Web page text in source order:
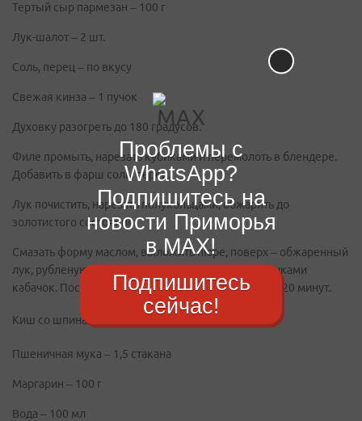
Тертый сыр пармезан – 100 г
Лук-шалот – 2 шт.
Соль, перец – по вкусу
Свежая кинза – 1 пучок
Духовку разогреть до 180 градусов.
Филе промыть, нарезать кубиками и перемолоть в блендере.
Добавить в фарш соль, перец.
Лук почистить, нарезать полукольцами, обжарить до
золотистого состояния.
Смазать форму маслом, выложить пюре, поверх – обжаренный
лук, рубленую кинзу, нарезанный тонкими кружочками
кабачок. Посыпать тертым пармезаном и запекать 20 минут.
Киш со шпинатом и кабачками
Пшеничная мука – 1,5 стакана
Маргарин – 100 г
Вода – 100 мл
Проблемы с
WhatsApp?
Подпишитесь на
новости Приморья
в MAX!
Подпишитесь
сейчас!